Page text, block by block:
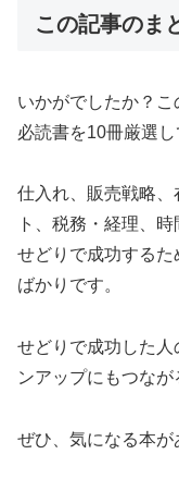
この記事のま
いかがでしたか？
必読書を10冊厳選し
仕入れ、販売戦略
ト、税務・経理、
せどりで成功する
ばかりです。
せどりで成功した人
ンアップにもつなが
ぜひ、気になる本が